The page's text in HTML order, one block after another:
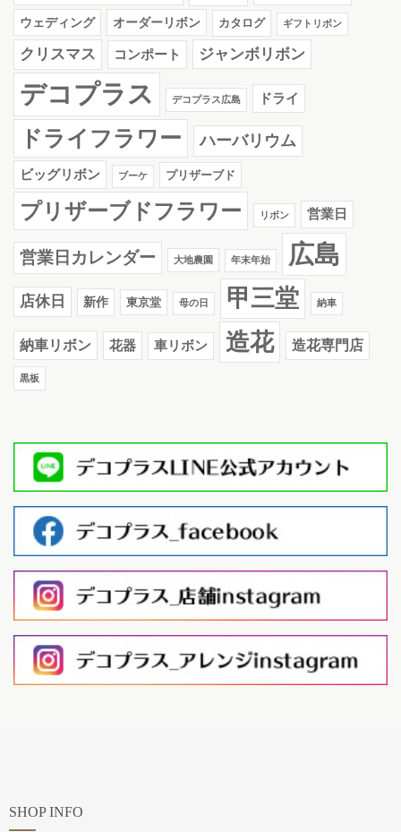
ウェディング オーダーリボン カタログ ギフトリボン
クリスマス コンポート ジャンボリボン
デコプラス デコプラス広島 ドライ
ドライフラワー ハーバリウム
ビッグリボン ブーケ プリザーブド
プリザーブドフラワー リボン 営業日
営業日カレンダー 大地農園 年末年始 広島
店休日 新作 東京堂 母の日 甲三堂 納車
納車リボン 花器 車リボン 造花 造花専門店
黒板
SHOP INFO